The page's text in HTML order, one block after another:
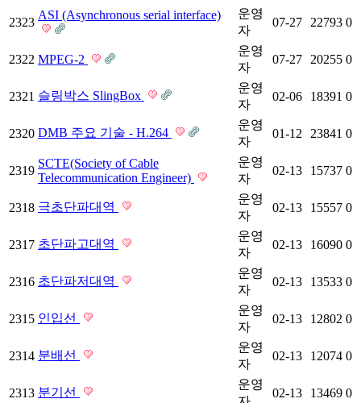
2323
ASI (Asynchronous serial interface)
운영
자
07-27 22793 0
2322 MPEG-2
운영
자
07-27 20255 0
2321 슬링박스 SlingBox
운영
자
02-06 18391 0
2320 DMB 주요 기술 - H.264
운영
자
01-12 23841 0
2319
SCTE(Society of Cable
Telecommunication Engineer)
운영
자
02-13 15737 0
2318 극초단파대역
운영
자
02-13 15557 0
2317 초단파고대역
운영
자
02-13 16090 0
2316 초단파저대역
운영
자
02-13 13533 0
2315 인입선
운영
자
02-13 12802 0
2314 분배선
운영
자
02-13 12074 0
2313 분기선
운영
02-13 13469 0